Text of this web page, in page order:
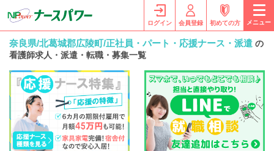
ログイン 会員登録 初めての方 メニュー
奈良県/北葛城郡広陵町/正社員・パート・応援ナース・派遣 の
看護師求人・派遣・転職・募集一覧